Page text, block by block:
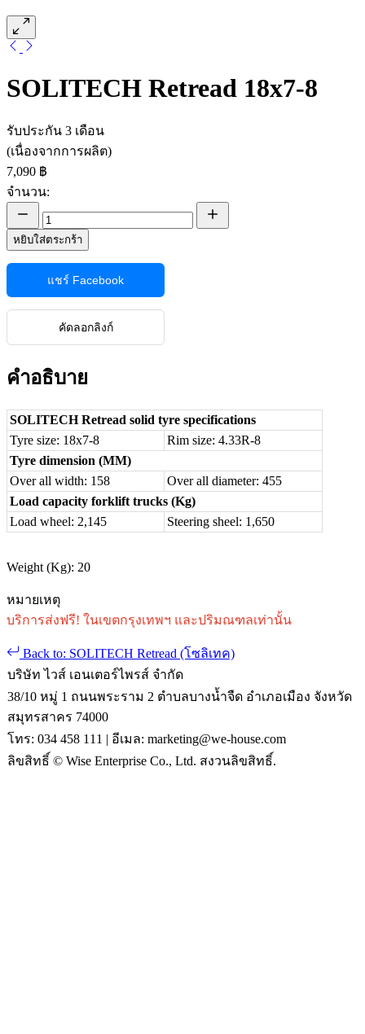
SOLITECH Retread 18x7-8
รับประกัน 3 เดือน
(เนื่องจากการผลิต)
7,090 ฿
จำนวน:
หยิบใส่ตระกร้า
แชร์ Facebook
คัดลอกลิงก์
คำอธิบาย
SOLITECH Retread solid tyre specifications
Tyre size: 18x7-8
Rim size: 4.33R-8
Tyre dimension (MM)
Over all width: 158
Over all diameter: 455
Load capacity forklift trucks (Kg)
Load wheel: 2,145
Steering sheel: 1,650
Weight (Kg): 20
หมายเหตุ
บริการส่งฟรี! ในเขตกรุงเทพฯ และปริมณฑลเท่านั้น
Back to: SOLITECH Retread (โซลิเทค)
บริษัท ไวส์ เอนเตอร์ไพรส์ จำกัด
38/10 หมู่ 1 ถนนพระราม 2 ตำบลบางน้ำจืด อำเภอเมือง จังหวัด
สมุทรสาคร 74000
โทร: 034 458 111 | อีเมล: marketing@we-house.com
ลิขสิทธิ์ © Wise Enterprise Co., Ltd. สงวนลิขสิทธิ์.